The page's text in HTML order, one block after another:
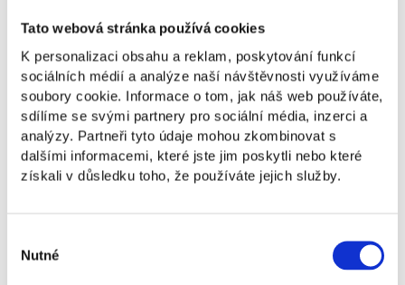
Tato webová stránka používá cookies
K personalizaci obsahu a reklam, poskytování funkcí
sociálních médií a analýze naší návštěvnosti využíváme
soubory cookie. Informace o tom, jak náš web používáte,
sdílíme se svými partnery pro sociální média, inzerci a
analýzy. Partneři tyto údaje mohou zkombinovat s
dalšími informacemi, které jste jim poskytli nebo které
získali v důsledku toho, že používáte jejich služby.
souhlasu
Nutné
podporu a príležitosti, vďaka ktorým sa mohol
posunúť ďalej. Jeho príbeh ukazuje, že keď sa
stretne talent, tvrdá práca a správne prostredie, dá
sa uspieť aj na svetovej úrovni.
Viac o jeho príbehu si